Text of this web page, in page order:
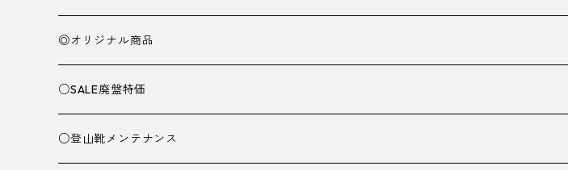
◎オリジナル商品
○SALE廃盤特価
○登山靴メンテナンス